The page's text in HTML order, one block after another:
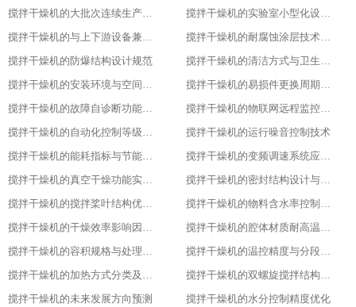
搅拌干燥机的大批次连续生产改造
搅拌干燥机的实验室小型化设计要点
搅拌干燥机的与上下游设备兼容适配方案
搅拌干燥机的耐腐蚀涂层技术应用
搅拌干燥机的防爆结构设计规范
搅拌干燥机的清洁方式与卫生标准
搅拌干燥机的安装环境与空间要求
搅拌干燥机的易损件更换周期与维护
搅拌干燥机的故障自诊断功能解析
搅拌干燥机的物联网远程监控系统搭建
搅拌干燥机的自动化控制等级划分
搅拌干燥机的运行噪音控制技术
搅拌干燥机的能耗指标与节能改造方案
搅拌干燥机的变频调速系统应用优势
搅拌干燥机的真空干燥功能实现原理
搅拌干燥机的密封结构设计与防泄漏技术
搅拌干燥机的搅拌桨叶结构优化方案
搅拌干燥机的物料含水率控制精度
搅拌干燥机的干燥效率影响因素分析
搅拌干燥机的腔体材质耐高温性能指标
搅拌干燥机的容积规格与处理量匹配
搅拌干燥机的温控精度与分段控温技术
搅拌干燥机的加热方式分类及适用场景
搅拌干燥机的双螺旋搅拌结构设计原理
搅拌干燥机的未来发展方向预测​
搅拌干燥机的水分控制精度优化​